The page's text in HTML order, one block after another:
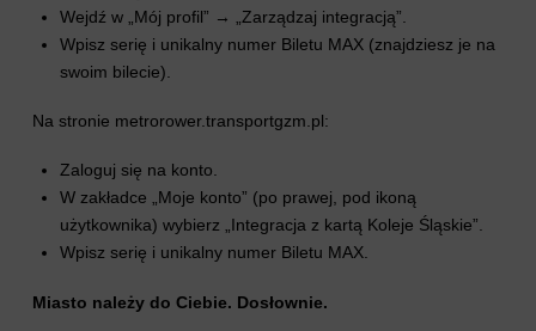
Wejdź w „Mój profil” → „Zarządzaj integracją”.
Wpisz serię i unikalny numer Biletu MAX (znajdziesz je na
swoim bilecie).
Na stronie metrorower.transportgzm.pl:
Zaloguj się na konto.
W zakładce „Moje konto” (po prawej, pod ikoną
użytkownika) wybierz „Integracja z kartą Koleje Śląskie”.
Wpisz serię i unikalny numer Biletu MAX.
Miasto należy do Ciebie. Dosłownie.